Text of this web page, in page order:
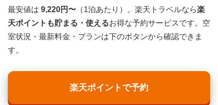
最安値は 9,220円〜 （1泊あたり）。楽天トラベルなら楽
天ポイントも貯まる・使えるお得な予約サービスです。空
室状況・最新料金・プランは下のボタンから確認できま
す。
楽天ポイントで予約